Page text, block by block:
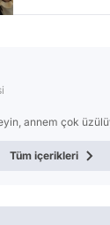
annem çok
Tüm içerikleri